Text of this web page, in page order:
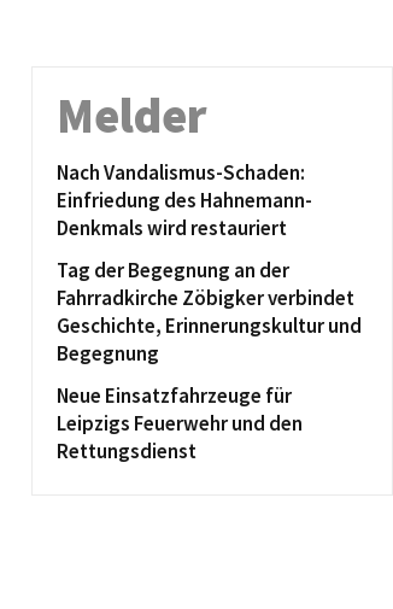
Melder
Nach Vandalismus-Schaden:
Einfriedung des Hahnemann-
Denkmals wird restauriert
Tag der Begegnung an der
Fahrradkirche Zöbigker verbindet
Geschichte, Erinnerungskultur und
Begegnung
Neue Einsatzfahrzeuge für
Leipzigs Feuerwehr und den
Rettungsdienst